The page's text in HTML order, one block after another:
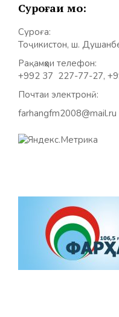
Суроғаи мо:
Суроға:
Тоҷикистон, ш.
Рақамҳои телефон:
+992 37 227-77-27,
Почтаи электронӣ:
farhangfm2008@mail.ru